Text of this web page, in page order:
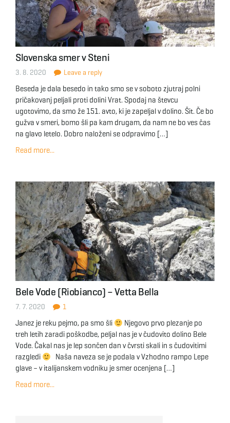
Slovenska smer v Steni
3. 8. 2020 Leave a reply
Beseda je dala besedo in tako smo se v soboto zjutraj polni
pričakovanj peljali proti dolini Vrat. Spodaj na števcu
ugotovimo, da smo že 151. avto, ki je zapeljal v dolino. Šit. Če bo
gužva v smeri, bomo šli pa kam drugam, da nam ne bo ves čas
na glavo letelo. Dobro naloženi se odpravimo […]
Read more...
Bele Vode (Riobianco) – Vetta Bella
7. 7. 2020 1
Janez je reku pejmo, pa smo šli
Njegovo prvo plezanje po
treh letih zaradi poškodbe, peljal nas je v čudovito dolino Bele
Vode. Čakal nas je lep sončen dan v čvrsti skali in s čudovitimi
razgledi
Naša naveza se je podala v Vzhodno rampo Lepe
glave – v italijanskem vodniku je smer ocenjena […]
Read more...